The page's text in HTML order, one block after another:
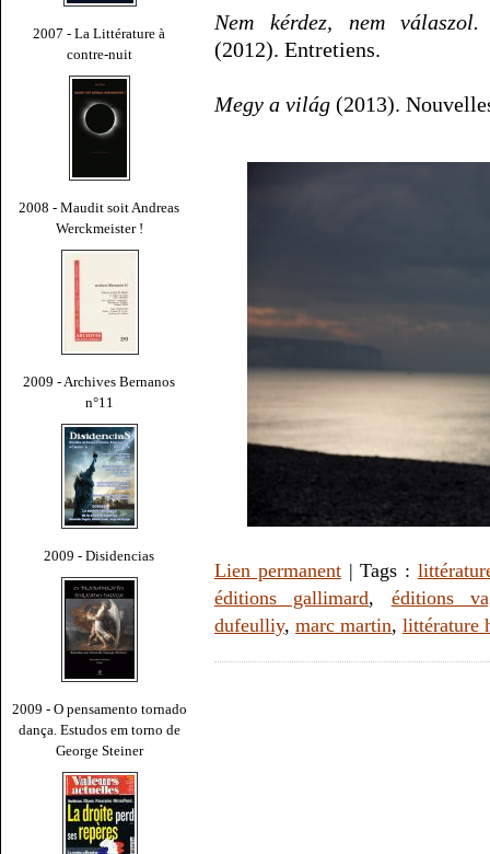
2007 - La Littérature à
contre-nuit
2008 - Maudit soit Andreas
Werckmeister !
2009 - Archives Bernanos
n°11
2009 - Disidencias
2009 - O pensamento tornado
dança. Estudos em torno de
George Steiner
Nem kérdez, nem
(2012). Entretiens.
Megy a világ (2013).
Lien permanent| Tags :
éditions gallimard, éditions
dufeulliy, marc martin, littérature